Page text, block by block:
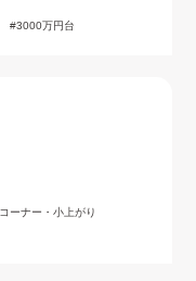
3000万円台
ーナー・小上がり